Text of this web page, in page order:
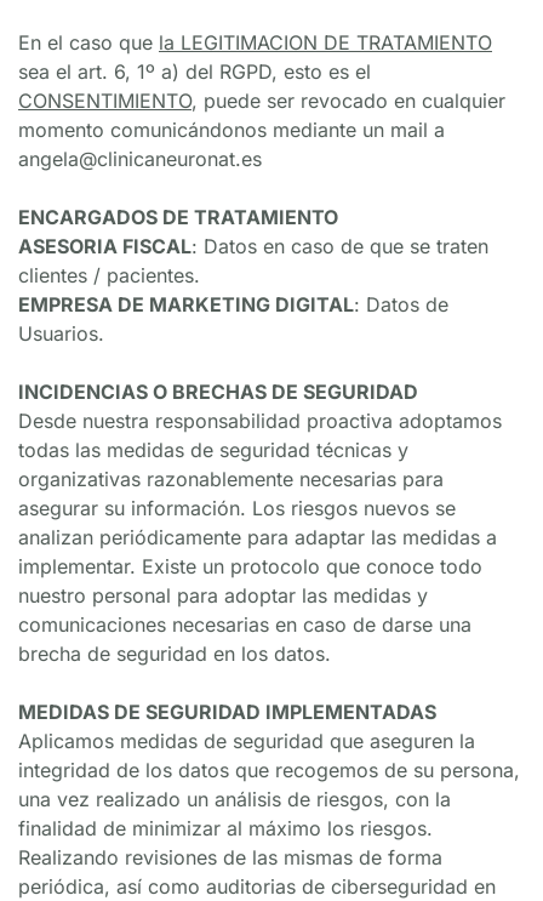
En el caso que la LEGITIMACION DE TRATAMIENTO
CONSENTIMIENTO, puede ser revocado en cualquier
momento comunicándonos mediante un mail a
angela@clinicaneuronat.es
ENCARGADOS DE TRATAMIENTO
ASESORIA FISCAL: Datos en caso de que se traten
clientes / pacientes.
EMPRESA DE MARKETING DIGITAL: Datos de
Usuarios.
INCIDENCIAS O BRECHAS DE SEGURIDAD
Desde nuestra responsabilidad proactiva adoptamos
todas las medidas de seguridad técnicas y
organizativas razonablemente necesarias para
asegurar su información. Los riesgos nuevos se
analizan periódicamente para adaptar las medidas a
implementar. Existe un protocolo que conoce todo
nuestro personal para adoptar las medidas y
comunicaciones necesarias en caso de darse una
brecha de seguridad en los datos.
MEDIDAS DE SEGURIDAD IMPLEMENTADAS
Aplicamos medidas de seguridad que aseguren la
integridad de los datos que recogemos de su persona,
una vez realizado un análisis de riesgos, con la
finalidad de minimizar al máximo los riesgos.
Realizando revisiones de las mismas de forma
periódica, así como auditorias de ciberseguridad en